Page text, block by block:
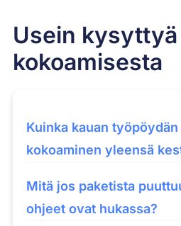
Usein
kokoamisesta
Kuinka kauan työpöydän
kokoaminen yleensä
Mitä jos paketista
ohjeet ovat hukassa?